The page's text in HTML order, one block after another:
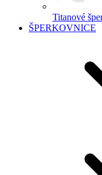
Titanové
ŠPERKOVNICE